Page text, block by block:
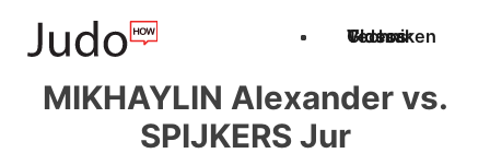
Techniken
Videos
Glossar
MIKHAYLIN Alexander vs.
SPIJKERS Jur